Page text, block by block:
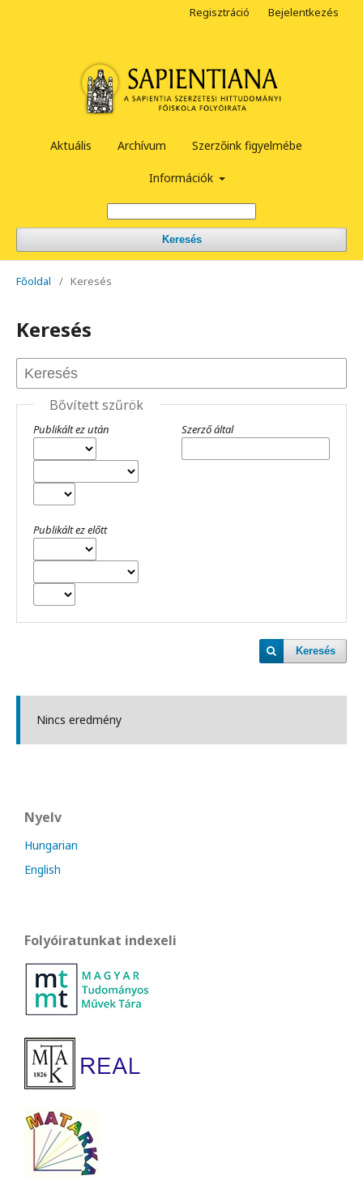
Aktuális Archívum Szerzőink figyelmébe
Információk
Keresés
Regisztráció Bejelentkezés
Főoldal / Keresés
Keresés
Bővített szűrök
Publikált ez után
Publikált ez előtt
Szerző által
Keresés
Nincs eredmény
Nyelv
Hungarian
English
Folyóiratunkat indexeli